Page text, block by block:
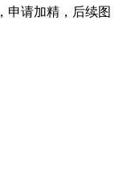
申请加精，后续图